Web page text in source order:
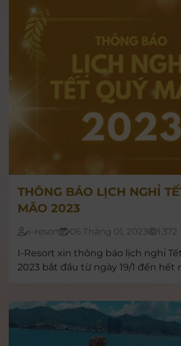
THÔNG BÁO LỊCH NGHỈ
MÃO 2023
i-resort 06 Tháng 01, 2023
1.372
I-Resort xin thông báo lịch nghỉ
2023 bắt đầu từ ngày 19/1 đến hết